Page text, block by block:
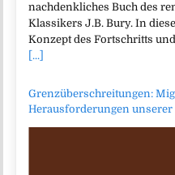
nachdenkliches Buch des
Klassikers J.B. Bury. In
Konzept des Fortschritts
[...]
Grenzüberschreitungen:
Herausforderungen unserer